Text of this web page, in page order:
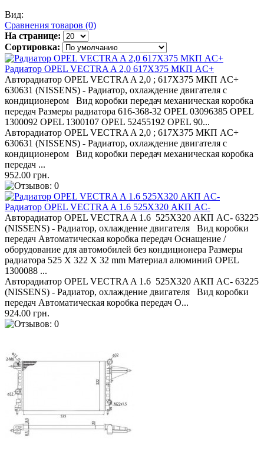
Вид:
Сравнения товаров (0)
На странице:
Сортировка:
Радиатор OPEL VECTRA A 2,0 617X375 МКП AC+
Авторадиатор OPEL VECTRA A 2,0 ; 617X375 МКП AC+
630631 (NISSENS) - Радиатор, охлаждение двигателя с
кондиционером Вид коробки передач механическая коробка
передач Размеры радиатора 616-368-32 OPEL 03096385 OPEL
1300092 OPEL 1300107 OPEL 52455192 OPEL 90...
Авторадиатор OPEL VECTRA A 2,0 ; 617X375 МКП AC+
630631 (NISSENS) - Радиатор, охлаждение двигателя с
кондиционером Вид коробки передач механическая коробка
передач ...
952.00 грн.
Радиатор OPEL VECTRA A 1.6 525X320 АКП AC-
Авторадиатор OPEL VECTRA A 1.6 525X320 АКП AC- 63225
(NISSENS) - Радиатор, охлаждение двигателя Вид коробки
передач Автоматическая коробка передач Оснащение /
оборудование для автомобилей без кондиционера Размеры
радиатора 525 X 322 X 32 mm Материал алюминий OPEL
1300088 ...
Авторадиатор OPEL VECTRA A 1.6 525X320 АКП AC- 63225
(NISSENS) - Радиатор, охлаждение двигателя Вид коробки
передач Автоматическая коробка передач О...
924.00 грн.